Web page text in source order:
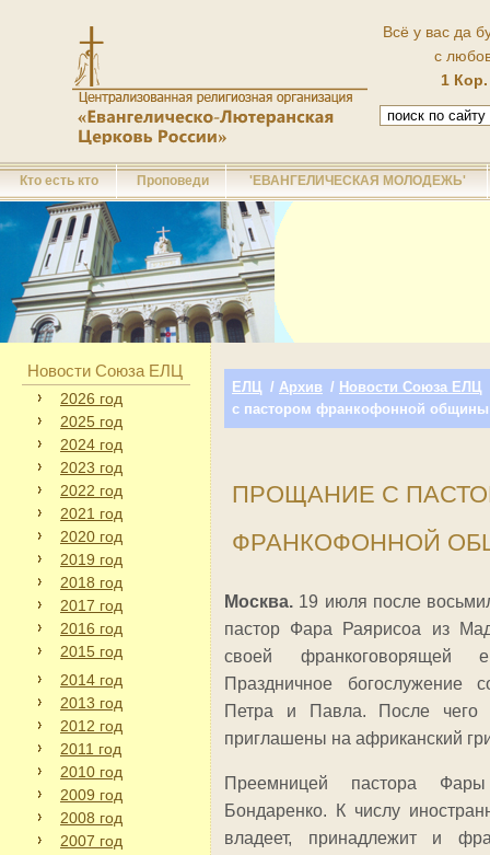
Всё у вас да
с
1
Кто есть кто Проповеди 'ЕВАНГЕЛИЧЕСКАЯ МОЛОДЕЖЬ'
Новости Союза ЕЛЦ
2026 год
2025 год
2024 год
2023 год
2022 год
2021 год
2020 год
2019 год
2018 год
2017 год
2016 год
2015 год
2014 год
2013 год
2012 год
2011 год
2010 год
2009 год
2008 год
2007 год
ЕЛЦ / Архив / Новости Союза ЕЛЦ
с пастором франкофонной общины
ПРОЩАНИЕ С
ФРАНКОФОННОЙ
Москва. 19 июля после
пастор Фара Раярисоа из
своей франкоговорящей
Праздничное богослужение
Петра и Павла. После чего
приглашены на африканский
Преемницей пастора
Бондаренко. К числу
владеет, принадлежит и